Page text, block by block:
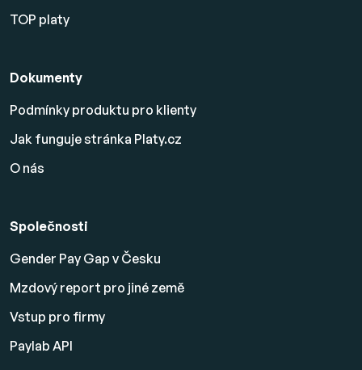
TOP platy
Dokumenty
Podmínky produktu pro klienty
Jak funguje stránka Platy.cz
O nás
Společnosti
Gender Pay Gap v Česku
Mzdový report pro jiné země
Vstup pro firmy
Paylab API